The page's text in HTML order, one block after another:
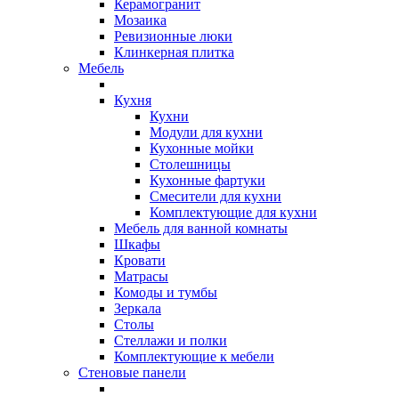
Керамогранит
Мозаика
Ревизионные люки
Клинкерная плитка
Мебель
Кухня
Кухни
Модули для кухни
Кухонные мойки
Столешницы
Кухонные фартуки
Смесители для кухни
Комплектующие для кухни
Мебель для ванной комнаты
Шкафы
Кровати
Матрасы
Комоды и тумбы
Зеркала
Столы
Стеллажи и полки
Комплектующие к мебели
Стеновые панели